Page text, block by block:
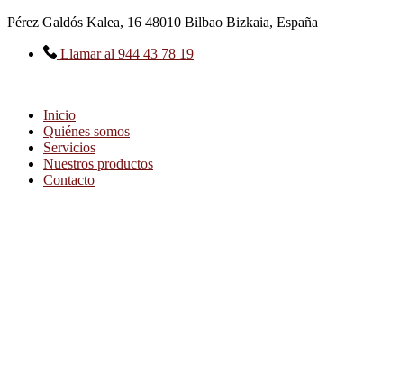
Ir
contenido
Pérez Galdós Kalea, 16 48010 Bilbao Bizkaia, España
Llamar al 944 43 78 19
Inicio
Quiénes somos
Servicios
Nuestros productos
Contacto